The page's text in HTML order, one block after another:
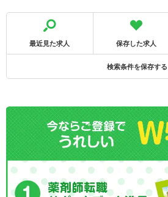
最近見た求人 保存した求人
検索条件を保存する